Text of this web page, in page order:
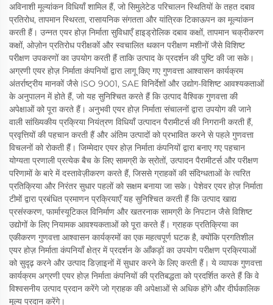
अविनाशी मूल्यांकन विधियाँ शामिल हैं, जो सिमुलेटेड परिचालन स्थितियों के तहत दबाव
प्रतिरोध, तापमान स्थिरता, रासायनिक संगतता और यांत्रिक टिकाऊपन का मूल्यांकन
करती हैं। उन्नत एयर होज़ निर्माता सुविधाएँ हाइड्रोलिक दबाव कक्षों, तापमान चक्रीकरण
कक्षों, ओज़ोन प्रतिरोध परीक्षकों और स्वचालित थकान परीक्षण मशीनों जैसे विशिष्ट
परीक्षण उपकरणों का उपयोग करती हैं ताकि उत्पाद के प्रदर्शन की पुष्टि की जा सके।
अग्रणी एयर होज़ निर्माता कंपनियों द्वारा लागू किए गए गुणवत्ता आश्वासन कार्यक्रम
अंतर्राष्ट्रीय मानकों जैसे ISO 9001, SAE विनिर्देशों और उद्योग-विशिष्ट आवश्यकताओं
के अनुपालन में होते हैं, जो यह सुनिश्चित करते हैं कि उत्पाद वैश्विक गुणवत्ता की
अपेक्षाओं को पूरा करते हैं। अनुभवी एयर होज़ निर्माता संचालनों द्वारा उपयोग की जाने
वाली सांख्यिकीय प्रक्रिया नियंत्रण विधियाँ उत्पादन पैरामीटर्स की निगरानी करती हैं,
प्रवृत्तियों की पहचान करती हैं और अंतिम उत्पादों को प्रभावित करने से पहले गुणवत्ता
विचलनों को रोकती हैं। जिम्मेदार एयर होज़ निर्माता कंपनियों द्वारा बनाए गए पहचान
योग्यता प्रणाली प्रत्येक बैच के लिए सामग्री के स्रोतों, उत्पादन पैरामीटर्स और परीक्षण
परिणामों के बारे में दस्तावेज़ीकरण करते हैं, जिससे ग्राहकों की संदिग्धताओं के त्वरित
प्रतिक्रिया और निरंतर सुधार पहलों को सक्षम बनाया जा सके। पेशेवर एयर होज़ निर्माता
टीमों द्वारा प्रबंधित प्रमाणन प्रक्रियाएँ यह सुनिश्चित करती हैं कि उत्पाद खाद्य
प्रसंस्करण, फार्मास्यूटिकल विनिर्माण और खतरनाक सामग्री के निपटान जैसे विशिष्ट
उद्योगों के लिए नियामक आवश्यकताओं को पूरा करते हैं। ग्राहक प्रतिक्रिया का
एकीकरण गुणवत्ता आश्वासन कार्यक्रमों का एक महत्वपूर्ण घटक है, क्योंकि प्रगतिशील
एयर होज़ निर्माता कंपनियाँ क्षेत्र में प्रदर्शन के आँकड़ों का उपयोग परीक्षण प्रक्रियाओं
को सुदृढ़ करने और उत्पाद डिज़ाइनों में सुधार करने के लिए करती हैं। ये व्यापक गुणवत्ता
कार्यक्रम अग्रणी एयर होज़ निर्माता कंपनियों की प्रतिबद्धता को प्रदर्शित करते हैं कि वे
विश्वसनीय उत्पाद प्रदान करेंगे जो ग्राहक की अपेक्षाओं से अधिक होंगे और दीर्घकालिक
मूल्य प्रदान करेंगे।